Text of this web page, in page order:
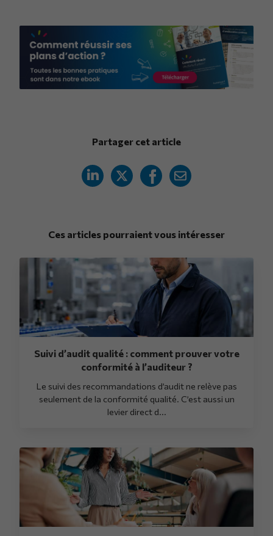
Partager cet article
Ces articles pourraient vous intéresser
Suivi d’audit qualité : comment prouver votre
conformité à l’auditeur ?
Le suivi des recommandations d’audit ne relève pas
seulement de la conformité qualité. C’est aussi un
levier direct d...